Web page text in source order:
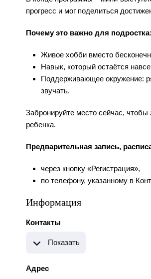
прогресс и мог поделиться
Почему это важно для подростка:
Живое хобби вместо
Навык, который остаётся
Поддерживающее окружение:
звучать.
Забронируйте место сейчас,
ребенка.
Предварительная запись,
через кнопку «Регистрация»,
по телефону, указанному в
Информация
Контакты
Показать
Адрес